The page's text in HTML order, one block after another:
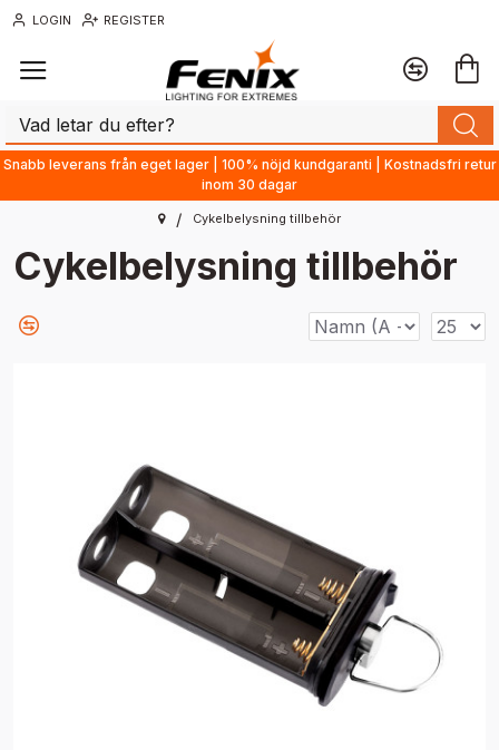
LOGIN REGISTER
Snabb leverans från eget lager | 100% nöjd kundgaranti | Kostnadsfri retur
inom 30 dagar
Cykelbelysning tillbehör
Cykelbelysning tillbehör